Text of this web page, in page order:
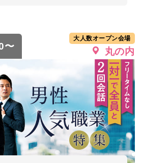
〜
大人数オープン会場
丸の内